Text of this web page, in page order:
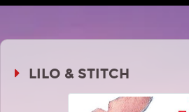
LILO & STITCH